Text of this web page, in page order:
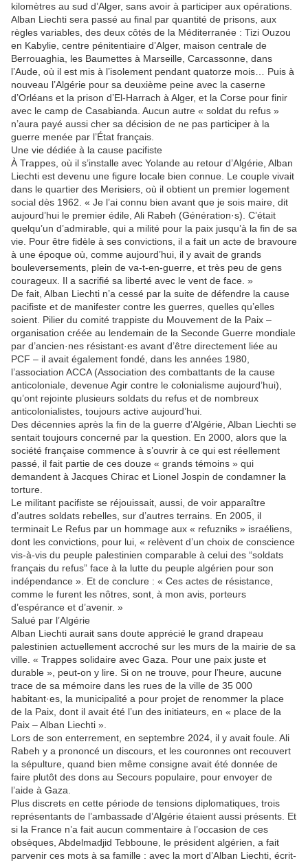
kilomètres au sud d’Alger, sans avoir à participer aux opérations.
Alban Liechti sera passé au final par quantité de prisons, aux
règles variables, des deux côtés de la Méditerranée : Tizi Ouzou
en Kabylie, centre pénitentiaire d’Alger, maison centrale de
Berrouaghia, les Baumettes à Marseille, Carcassonne, dans
l’Aude, où il est mis à l’isolement pendant quatorze mois… Puis à
nouveau l’Algérie pour sa deuxième peine avec la caserne
d’Orléans et la prison d’El-Harrach à Alger, et la Corse pour finir
avec le camp de Casabianda. Aucun autre « soldat du refus »
n’aura payé aussi cher sa décision de ne pas participer à la
guerre menée par l’État français.
Une vie dédiée à la cause pacifiste
À Trappes, où il s’installe avec Yolande au retour d’Algérie, Alban
Liechti est devenu une figure locale bien connue. Le couple vivait
dans le quartier des Merisiers, où il obtient un premier logement
social dès 1962. « Je l’ai connu bien avant que je sois maire, dit
aujourd’hui le premier édile, Ali Rabeh (Génération·s). C’était
quelqu’un d’admirable, qui a milité pour la paix jusqu’à la fin de sa
vie. Pour être fidèle à ses convictions, il a fait un acte de bravoure
à une époque où, comme aujourd’hui, il y avait de grands
bouleversements, plein de va-t-en-guerre, et très peu de gens
courageux. Il a sacrifié sa liberté avec le vent de face. »
De fait, Alban Liechti n’a cessé par la suite de défendre la cause
pacifiste et de manifester contre les guerres, quelles qu’elles
soient. Pilier du comité trappiste du Mouvement de la Paix –
organisation créée au lendemain de la Seconde Guerre mondiale
par d’ancien·nes résistant·es avant d’être directement liée au
PCF – il avait également fondé, dans les années 1980,
l’association ACCA (Association des combattants de la cause
anticoloniale, devenue Agir contre le colonialisme aujourd’hui),
qu’ont rejointe plusieurs soldats du refus et de nombreux
anticolonialistes, toujours active aujourd’hui.
Des décennies après la fin de la guerre d’Algérie, Alban Liechti se
sentait toujours concerné par la question. En 2000, alors que la
société française commence à s’ouvrir à ce qui est réellement
passé, il fait partie de ces douze « grands témoins » qui
demandent à Jacques Chirac et Lionel Jospin de condamner la
torture.
Le militant pacifiste se réjouissait, aussi, de voir apparaître
d’autres soldats rebelles, sur d’autres terrains. En 2005, il
terminait Le Refus par un hommage aux « refuzniks » israéliens,
dont les convictions, pour lui, « relèvent d’un choix de conscience
vis-à-vis du peuple palestinien comparable à celui des “soldats
français du refus” face à la lutte du peuple algérien pour son
indépendance ». Et de conclure : « Ces actes de résistance,
comme le furent les nôtres, sont, à mon avis, porteurs
d’espérance et d’avenir. »
Salué par l’Algérie
Alban Liechti aurait sans doute apprécié le grand drapeau
palestinien actuellement accroché sur les murs de la mairie de sa
ville. « Trappes solidaire avec Gaza. Pour une paix juste et
durable », peut-on y lire. Si on ne trouve, pour l’heure, aucune
trace de sa mémoire dans les rues de la ville de 35 000
habitant·es, la municipalité a pour projet de renommer la place
de la Paix, dont il avait été l’un des initiateurs, en « place de la
Paix – Alban Liechti ».
Lors de son enterrement, en septembre 2024, il y avait foule. Ali
Rabeh y a prononcé un discours, et les couronnes ont recouvert
la sépulture, quand bien même consigne avait été donnée de
faire plutôt des dons au Secours populaire, pour envoyer de
l’aide à Gaza.
Plus discrets en cette période de tensions diplomatiques, trois
représentants de l’ambassade d’Algérie étaient aussi présents. Et
si la France n’a fait aucun commentaire à l’occasion de ces
obsèques, Abdelmadjid Tebboune, le président algérien, a fait
parvenir ces mots à sa famille : avec la mort d’Alban Liechti, écrit-